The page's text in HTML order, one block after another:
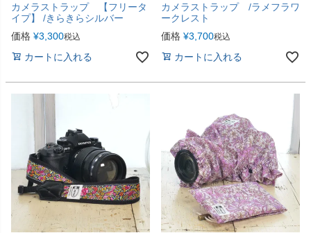
カメラストラップ 【フリータ
イプ】 /きらきらシルバー
価格 ¥3,300税込
カートに入れる
カメラストラップ /ラメフラワ
ークレスト
価格 ¥3,700税込
カートに入れる